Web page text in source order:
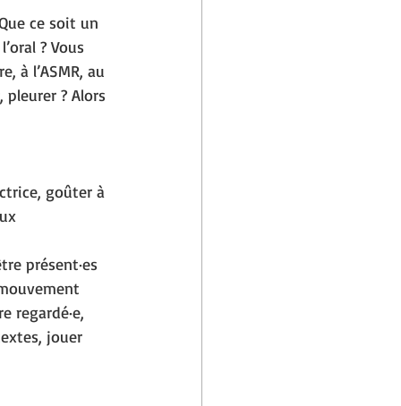
ce soit un
? Vous
à l’ASMR, au
? Alors
goûter à
présent·es
regardé·e,
jouer